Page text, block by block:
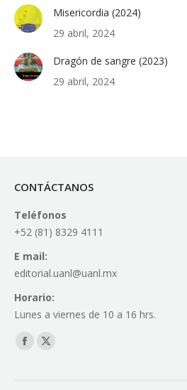
Misericordia (2024)
29 abril, 2024
Dragón de sangre (2023)
29 abril, 2024
CONTÁCTANOS
Teléfonos
+52 (81) 8329 4111
E mail:
editorial.uanl@uanl.mx
Horario:
Lunes a viernes de 10 a 16 hrs.
Find us on:
Facebook
X